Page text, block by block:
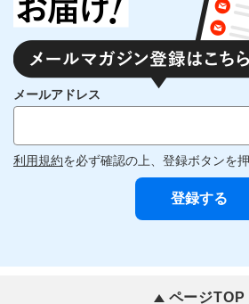
メールアドレス
利用規約を必ず確認の上、登録ボタンを
ページTOP